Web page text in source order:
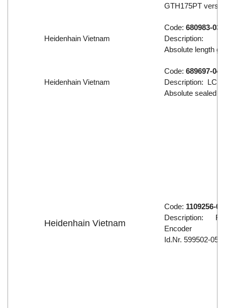
GTH175PT
Heidenhain Vietnam
Code: 680983-03
Description:
Absolute length
Heidenhain Vietnam
Code: 689697-04
Description: LC
Absolute sealed
Heidenhain Vietnam
Code: 1109256-
Description:
Encoder
Id.Nr. 599502-05